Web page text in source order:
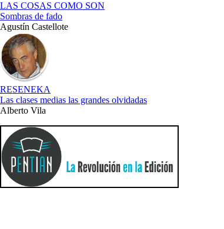
LAS COSAS COMO SON
Sombras de fado
Agustín Castellote
RESENEKA
Las clases medias las grandes olvidadas
Alberto Vila